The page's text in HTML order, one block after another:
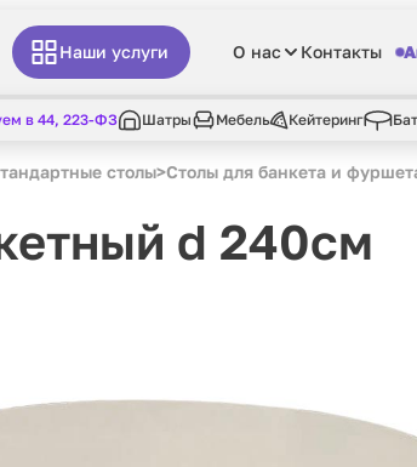
Наши услуги О нас Контакты
в 44, 223-ФЗ Шатры Мебель Кейтеринг
столы>Столы для банкета и
d 240см